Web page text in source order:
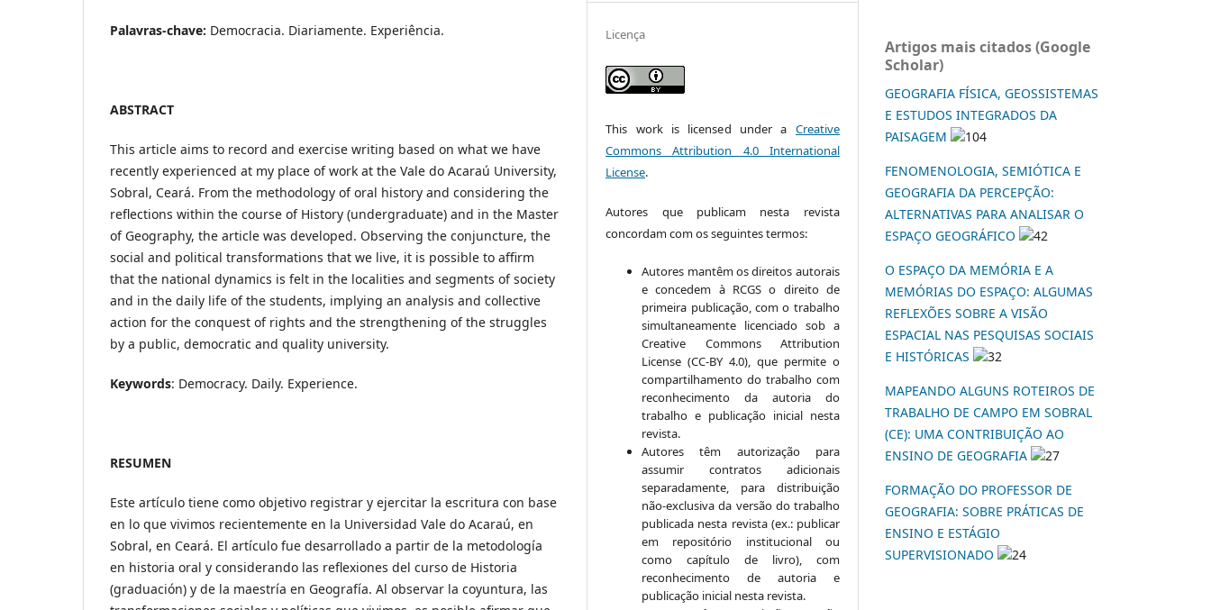
Palavras-chave: Democracia. Diariamente. Experiência.
ABSTRACT
This article aims to record and exercise writing based on what we have
recently experienced at my place of work at the Vale do Acaraú University,
Sobral, Ceará. From the methodology of oral history and considering the
reflections within the course of History (undergraduate) and in the Master
of Geography, the article was developed. Observing the conjuncture, the
social and political transformations that we live, it is possible to affirm
that the national dynamics is felt in the localities and segments of society
and in the daily life of the students, implying an analysis and collective
action for the conquest of rights and the strengthening of the struggles
by a public, democratic and quality university.
Keywords: Democracy. Daily. Experience.
RESUMEN
Este artículo tiene como objetivo registrar y ejercitar la escritura con base
en lo que vivimos recientemente en la Universidad Vale do Acaraú, en
Sobral, en Ceará. El artículo fue desarrollado a partir de la metodología
en historia oral y considerando las reflexiones del curso de Historia
(graduación) y de la maestría en Geografía. Al observar la coyuntura, las
Licença
This work is licensed under a Creative
Commons Attribution 4.0 International
License.
Autores que publicam nesta revista
concordam com os seguintes termos:
Autores mantêm os direitos autorais
e concedem à RCGS o direito de
primeira publicação, com o trabalho
simultaneamente licenciado sob a
Creative Commons Attribution
License (CC-BY 4.0), que permite o
compartilhamento do trabalho com
reconhecimento da autoria do
trabalho e publicação inicial nesta
revista.
Autores têm autorização para
assumir contratos adicionais
separadamente, para distribuição
não-exclusiva da versão do trabalho
publicada nesta revista (ex.: publicar
em repositório institucional ou
como capítulo de livro), com
reconhecimento de autoria e
publicação inicial nesta revista.
Artigos mais citados (Google
Scholar)
GEOGRAFIA FÍSICA, GEOSSISTEMAS
E ESTUDOS INTEGRADOS DA
PAISAGEM
104
FENOMENOLOGIA, SEMIÓTICA E
GEOGRAFIA DA PERCEPÇÃO:
ALTERNATIVAS PARA ANALISAR O
ESPAÇO GEOGRÁFICO
42
O ESPAÇO DA MEMÓRIA E A
MEMÓRIAS DO ESPAÇO: ALGUMAS
REFLEXÕES SOBRE A VISÃO
ESPACIAL NAS PESQUISAS SOCIAIS
E HISTÓRICAS
32
MAPEANDO ALGUNS ROTEIROS DE
TRABALHO DE CAMPO EM SOBRAL
(CE): UMA CONTRIBUIÇÃO AO
ENSINO DE GEOGRAFIA
27
FORMAÇÃO DO PROFESSOR DE
GEOGRAFIA: SOBRE PRÁTICAS DE
ENSINO E ESTÁGIO
SUPERVISIONADO
24